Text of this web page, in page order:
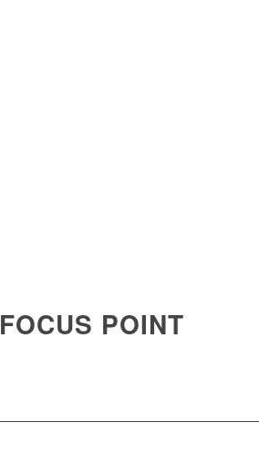
FOCUS POINT